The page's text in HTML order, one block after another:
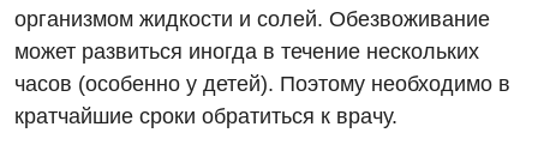
Отзывы
Видео
УЗИ
Эндоскопическое отделение
Для взрослых
Декларирование
Национальный скрининг здоровья 40+
организмом жидкости и солей. Обезвоживание
может развиться иногда в течение нескольких
часов (особенно у детей). Поэтому необходимо в
кратчайшие сроки обратиться к врачу.